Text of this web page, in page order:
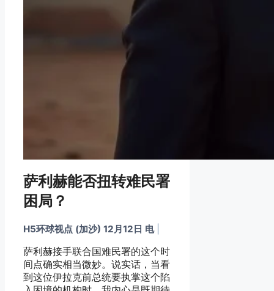
萨利赫能否扭转难民署
困局？
H5环球视点 (加沙) 12月12日 电
萨利赫接手联合国难民署的这个时
间点确实相当微妙。说实话，当看
到这位伊拉克前总统要执掌这个陷